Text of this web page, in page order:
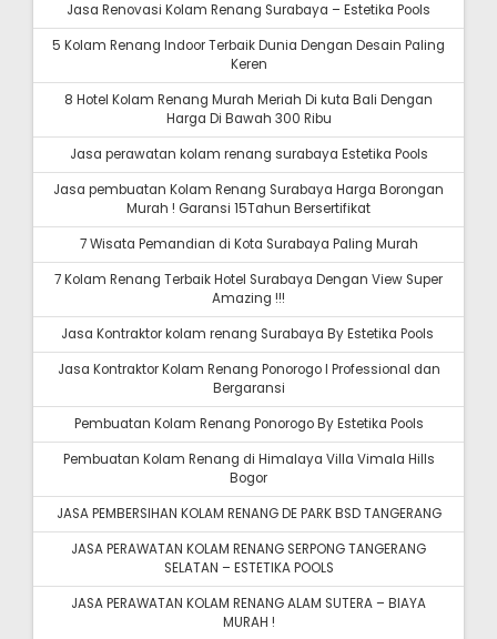
Jasa Renovasi Kolam Renang Surabaya – Estetika Pools
5 Kolam Renang Indoor Terbaik Dunia Dengan Desain Paling
Keren
8 Hotel Kolam Renang Murah Meriah Di kuta Bali Dengan
Harga Di Bawah 300 Ribu
Jasa perawatan kolam renang surabaya Estetika Pools
Jasa pembuatan Kolam Renang Surabaya Harga Borongan
Murah ! Garansi 15Tahun Bersertifikat
7 Wisata Pemandian di Kota Surabaya Paling Murah
7 Kolam Renang Terbaik Hotel Surabaya Dengan View Super
Amazing !!!
Jasa Kontraktor kolam renang Surabaya By Estetika Pools
Jasa Kontraktor Kolam Renang Ponorogo I Professional dan
Bergaransi
Pembuatan Kolam Renang Ponorogo By Estetika Pools
Pembuatan Kolam Renang di Himalaya Villa Vimala Hills
Bogor
JASA PEMBERSIHAN KOLAM RENANG DE PARK BSD TANGERANG
JASA PERAWATAN KOLAM RENANG SERPONG TANGERANG
SELATAN – ESTETIKA POOLS
JASA PERAWATAN KOLAM RENANG ALAM SUTERA – BIAYA
MURAH !